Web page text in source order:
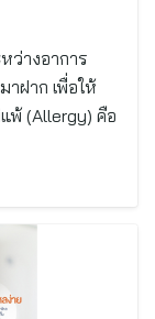
ว่างอาการ
ฝาก เพื่อให้
พ้ (Allergy) คือ